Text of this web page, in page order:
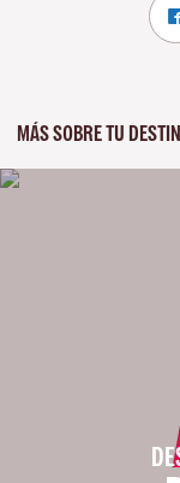
MÁS SOBRE TU